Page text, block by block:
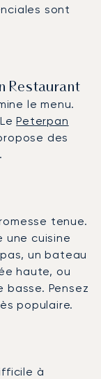
sont
Restaurant
le menu.
Peterpan
des
tenue.
une cuisine
un bateau
haute, ou
basse. Pensez
populaire.
à